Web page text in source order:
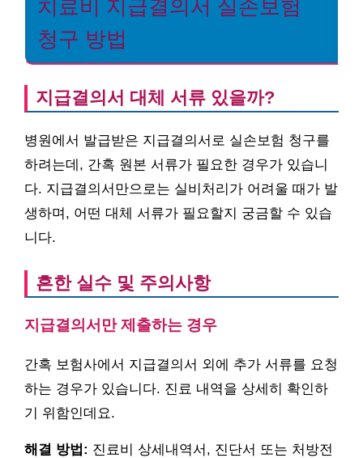
치료비 지급결의서 실손보험
청구 방법
지급결의서 대체 서류 있을까?
병원에서 발급받은 지급결의서로 실손보험 청구를
하려는데, 간혹 원본 서류가 필요한 경우가 있습니
다. 지급결의서만으로는 실비처리가 어려울 때가 발
생하며, 어떤 대체 서류가 필요할지 궁금할 수 있습
니다.
흔한 실수 및 주의사항
지급결의서만 제출하는 경우
간혹 보험사에서 지급결의서 외에 추가 서류를 요청
하는 경우가 있습니다. 진료 내역을 상세히 확인하
기 위함인데요.
해결 방법: 진료비 상세내역서, 진단서 또는 처방전